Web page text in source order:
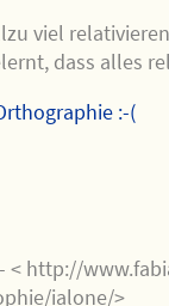
viel
dass alles
:-(
< http://
ialone/>